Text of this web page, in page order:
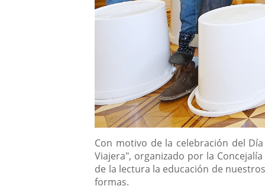
Descripción
Con motivo de la celebración del
Viajera", organizado por la
de la lectura la educación de
formas.